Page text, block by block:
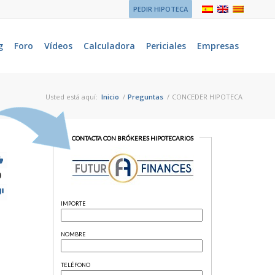
PEDIR HIPOTECA
Foro Vídeos Calculadora Periciales Empresas
Usted está aquí: Inicio / Preguntas / CONCEDER HIPOTECA